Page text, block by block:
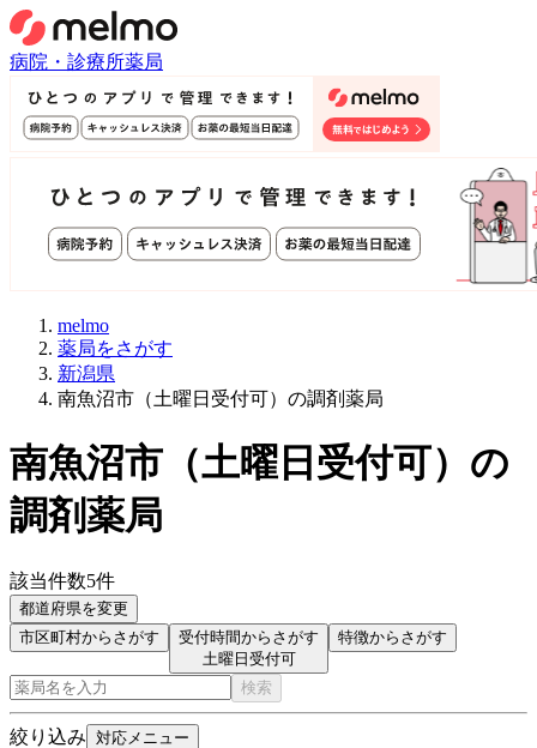
病院・診療所薬局
melmo
薬局をさがす
新潟県
南魚沼市（土曜日受付可）の調剤薬局
南魚沼市 （土曜日受付可） の
調剤薬局
該当件数5件
都道府県を変更
市区町村からさがす
受付時間からさがす
土曜日受付可
特徴からさがす
検索
絞り込み 対応メニュー